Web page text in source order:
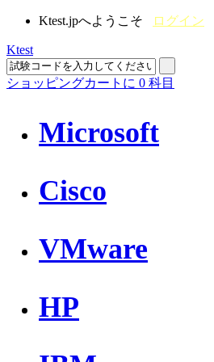
Ktest.jpへようこそ ログイン
Ktest
ショッピングカートに 0 科目
Microsoft
Cisco
VMware
HP